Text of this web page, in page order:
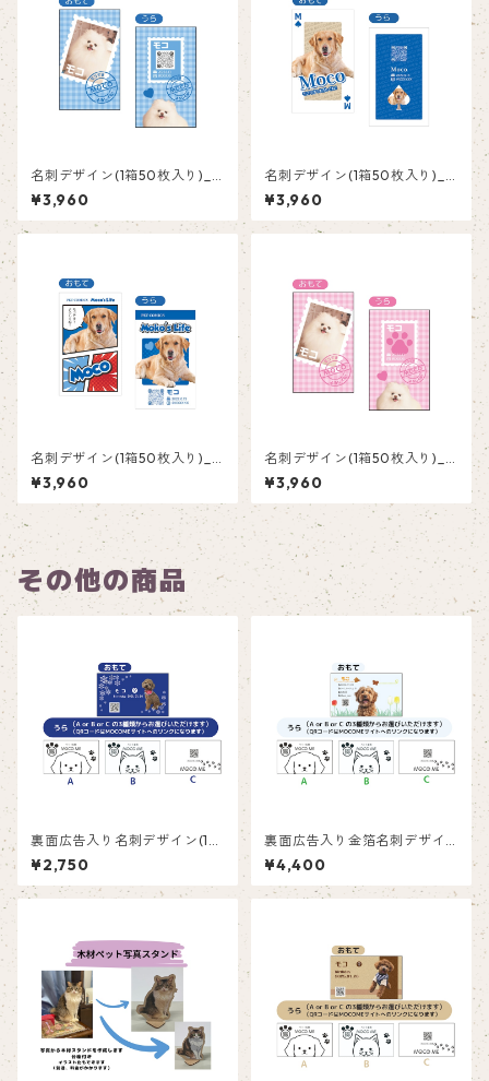
名刺デザイン(1箱50枚入り)_
切手_PS002
¥3,960
名刺デザイン(1箱50枚入り)_
トランプ_TRB002
¥3,960
名刺デザイン(1箱50枚入り)_
コミック_COB002
¥3,960
名刺デザイン(1箱50枚入り)_
切手_PS001
¥3,960
その他の商品
裏面広告入り名刺デザイン(1箱
50枚入り)_雪横_SN001ad
¥2,750
裏面広告入り金箔名刺デザイ
ン(1箱50枚入り)_蝶々_BFG0
01ad
¥4,400